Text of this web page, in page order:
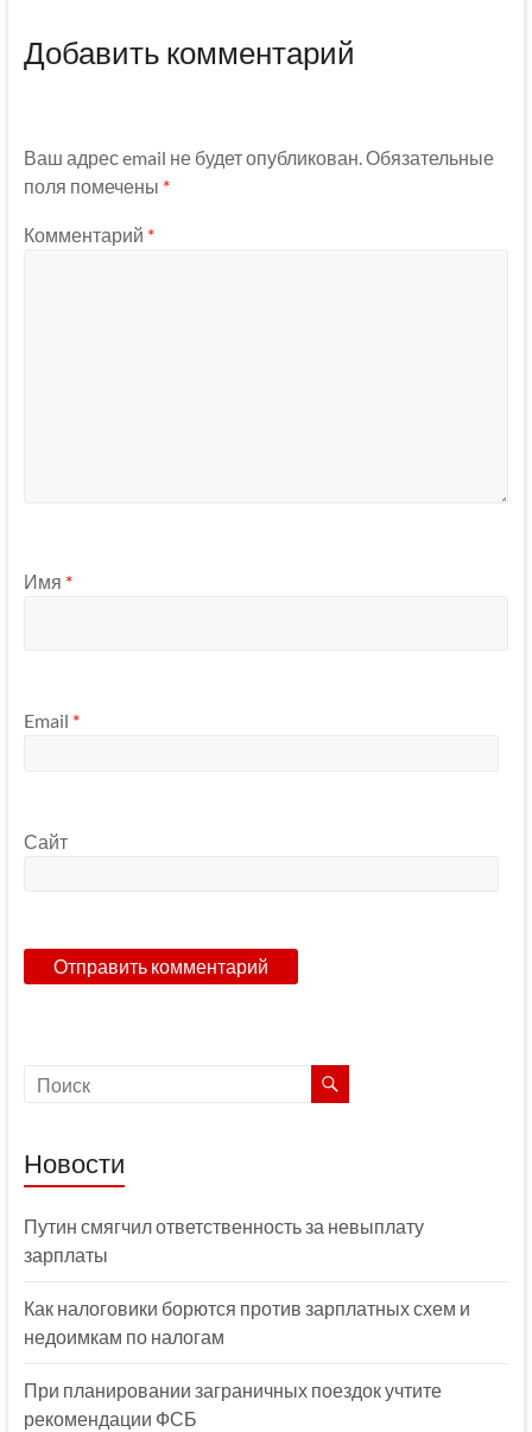
Добавить комментарий
Ваш адрес email не будет опубликован. Обязательные
поля помечены *
Комментарий *
Имя *
Email *
Сайт
Новости
Путин смягчил ответственность за невыплату
зарплаты
Как налоговики борются против зарплатных схем и
недоимкам по налогам
При планировании заграничных поездок учтите
рекомендации ФСБ